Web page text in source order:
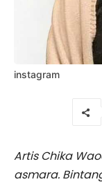
instagram
Artis Chika
asmara.